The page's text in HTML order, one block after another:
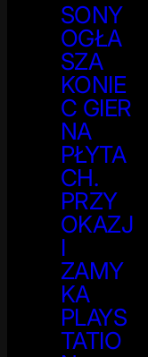
SONY
OGŁA
SZA
KONIE
C GIER
NA
PŁYTA
CH.
PRZY
OKAZJ
I
ZAMY
KA
PLAYS
TATIO